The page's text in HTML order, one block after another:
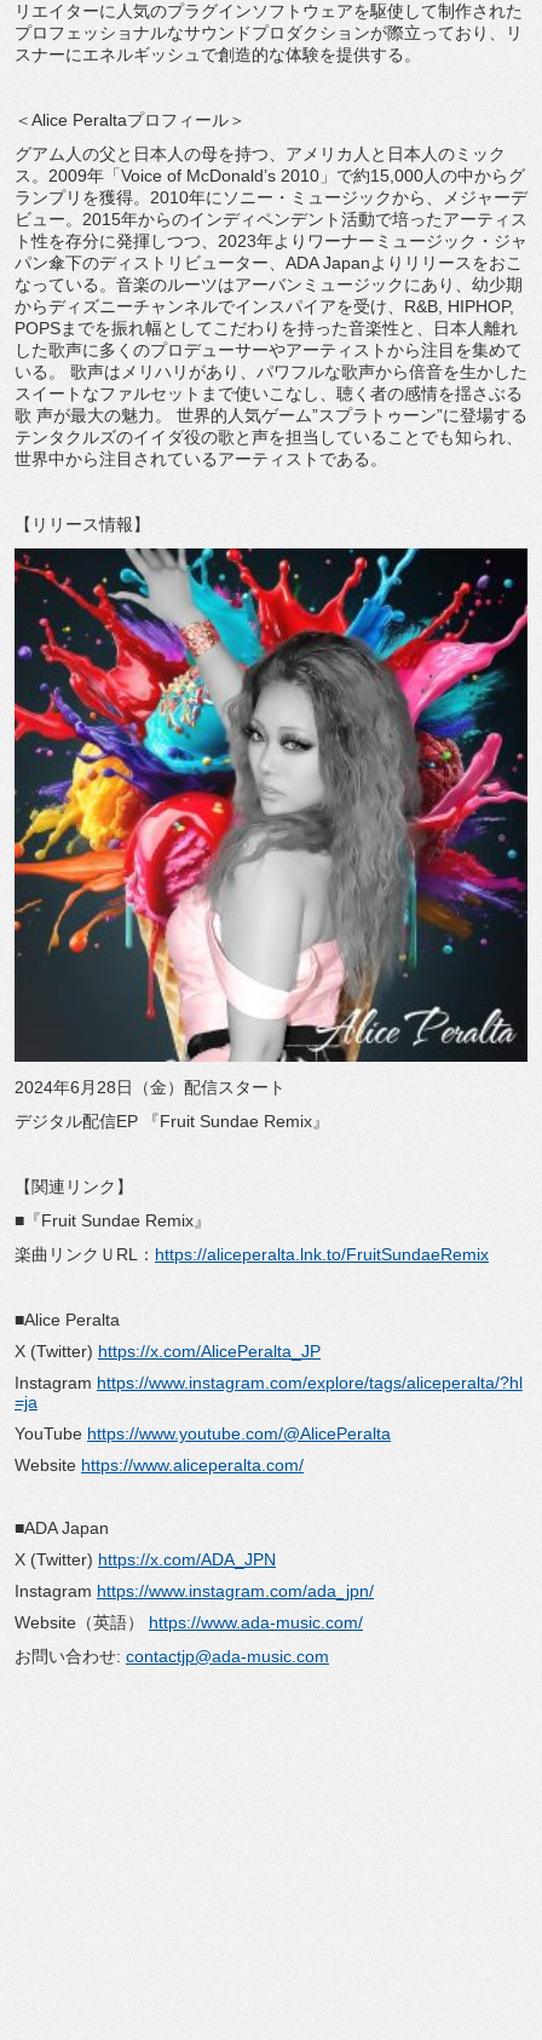
リエイターに人気のプラグインソフトウェアを駆使して制作された
プロフェッショナルなサウンドプロダクションが際立っており、リ
スナーにエネルギッシュで創造的な体験を提供する。
＜Alice Peraltaプロフィール＞
グアム人の父と日本人の母を持つ、アメリカ人と日本人のミック
ス。2009年「Voice of McDonald’s 2010」で約15,000人の中からグ
ランプリを獲得。2010年にソニー・ミュージックから、メジャーデ
ビュー。2015年からのインディペンデント活動で培ったアーティス
ト性を存分に発揮しつつ、2023年よりワーナーミュージック・ジャ
パン傘下のディストリビューター、ADA Japanよりリリースをおこ
なっている。音楽のルーツはアーバンミュージックにあり、幼少期
からディズニーチャンネルでインスパイアを受け、R&B, HIPHOP,
POPSまでを振れ幅としてこだわりを持った音楽性と、日本人離れ
した歌声に多くのプロデューサーやアーティストから注目を集めて
いる。 歌声はメリハリがあり、パワフルな歌声から倍音を生かした
スイートなファルセットまで使いこなし、聴く者の感情を揺さぶる
歌 声が最大の魅力。 世界的人気ゲーム”スプラトゥーン”に登場する
テンタクルズのイイダ役の歌と声を担当していることでも知られ、
世界中から注目されているアーティストである。
【リリース情報】
2024年6月28日（金）配信スタート
デジタル配信EP 『Fruit Sundae Remix』
【関連リンク】
■『Fruit Sundae Remix』
楽曲リンクＵRL： https://aliceperalta.lnk.to/FruitSundaeRemix
■Alice Peralta
X (Twitter) https://x.com/AlicePeralta_JP
Instagram https://www.instagram.com/explore/tags/aliceperalta/?hl
=ja
YouTube https://www.youtube.com/@AlicePeralta
Website https://www.aliceperalta.com/
■ADA Japan
X (Twitter) https://x.com/ADA_JPN
Instagram https://www.instagram.com/ada_jpn/
Website（英語） https://www.ada-music.com/
お問い合わせ: contactjp@ada-music.com